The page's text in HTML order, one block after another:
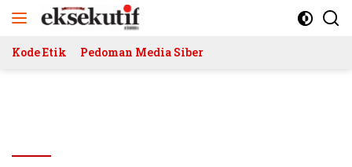
Kode Etik Pedoman Media Siber